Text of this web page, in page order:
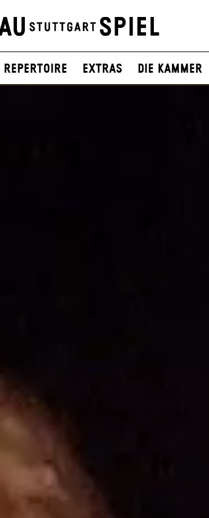
Repertoire Extras Die Kammer